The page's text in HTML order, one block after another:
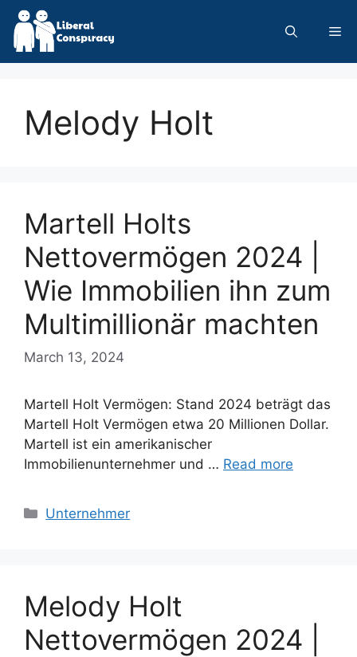
Skip
content
Melody Holt
Martell Holts
Nettovermögen 2024 |
Wie Immobilien ihn zum
Multimillionär machten
March 13, 2024
Martell Holt Vermögen: Stand 2024 beträgt das
Martell Holt Vermögen etwa 20 Millionen Dollar.
Martell ist ein amerikanischer
Immobilienunternehmer und … Read more
Categories
Unternehmer
Melody Holt
Nettovermögen 2024 |